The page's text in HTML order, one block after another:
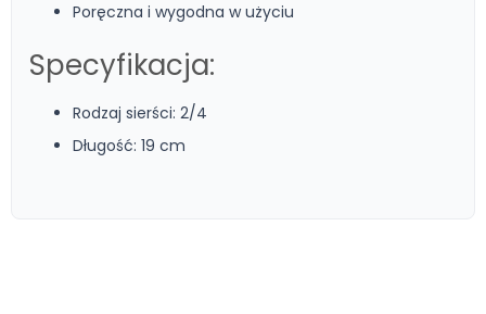
Poręczna i wygodna w użyciu
Specyfikacja:
Rodzaj sierści: 2/4
Długość: 19 cm